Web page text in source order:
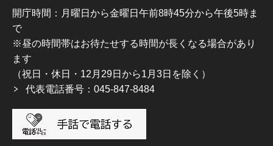
開庁時間：月曜日から金曜日午前8時45分から午後5時ま
で
※昼の時間帯はお待たせする時間が長くなる場合があり
ます
（祝日・休日・12月29日から1月3日を除く）
代表電話番号：045-847-8484